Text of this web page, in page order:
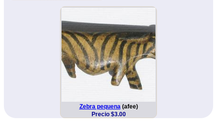
Zebra pequena(afee)
Precio $3.00